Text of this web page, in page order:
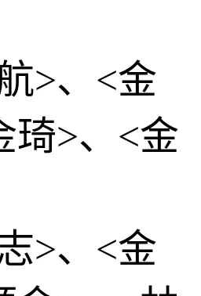
>、<金
琦>、<金
>、<金